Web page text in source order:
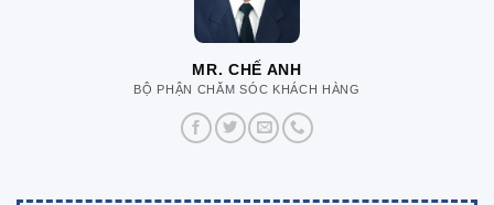
MR. CHẾ ANH
BỘ PHẬN CHĂM SÓC KHÁCH HÀNG